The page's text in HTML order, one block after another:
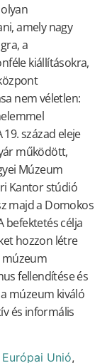
amely nagy
a
kiállításokra,
nem véletlen:
század eleje
működött,
Múzeum
Kantor stúdió
majd a Domokos
célja
hozzon létre
múzeum
fellendítése és
múzeum kiváló
és informális
Európai Unió,